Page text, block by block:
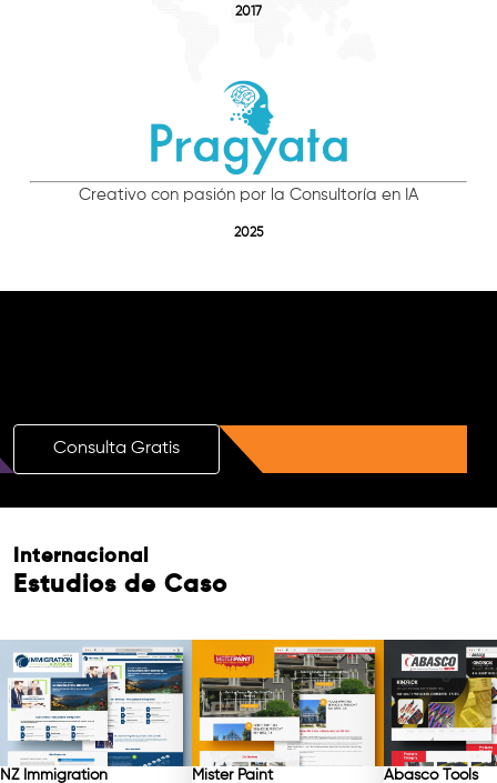
2017
Creativo con pasión por la Consultoría en IA
2025
Consulta Gratis
Internacional
Estudios de Caso
NZ Immigration Mister Paint Abasco Tools